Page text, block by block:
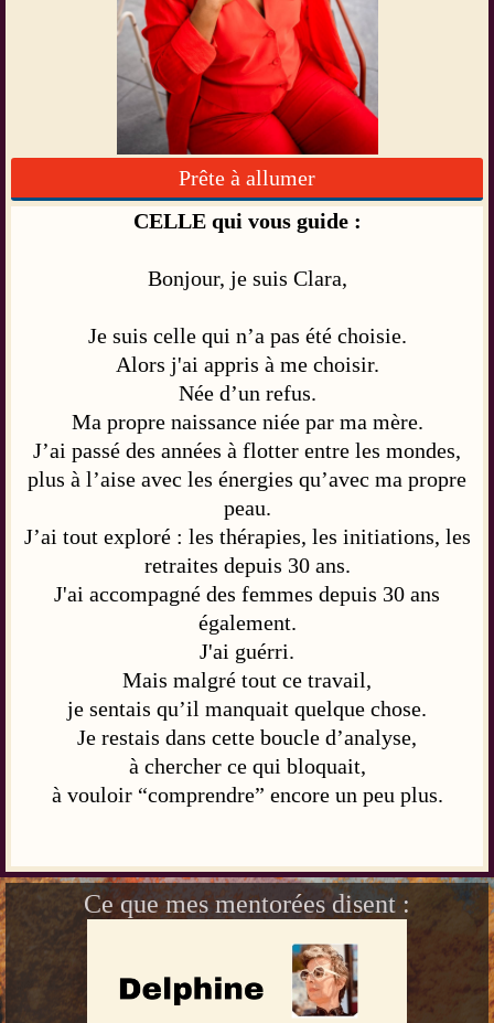
Prête à allumer
CELLE qui vous guide :
Bonjour, je suis Clara,
Je suis celle qui n’a pas été choisie.
Alors j'ai appris à me choisir.
Née d’un refus.
Ma propre naissance niée par ma mère.
J’ai passé des années à flotter entre les mondes,
plus à l’aise avec les énergies qu’avec ma propre
peau.
J’ai tout exploré : les thérapies, les initiations, les
retraites depuis 30 ans.
J'ai accompagné des femmes depuis 30 ans
également.
J'ai guérri.
Mais malgré tout ce travail,
je sentais qu’il manquait quelque chose.
Je restais dans cette boucle d’analyse,
à chercher ce qui bloquait,
à vouloir “comprendre” encore un peu plus.
Ce que mes mentorées disent :